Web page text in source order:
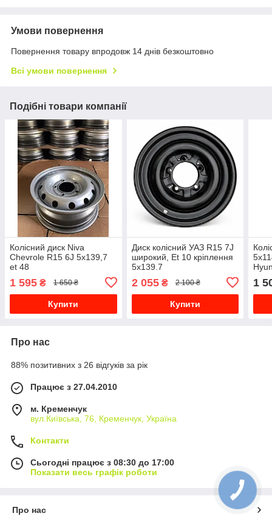
Умови повернення
Повернення товару впродовж 14 днів безкоштовно
Всі умови повернення
Подібні товари компанії
Колісний диск Niva
Chevrole R15 6J 5x139,7
et 48
1 595 ₴ 1 650 ₴
Купити
Диск колісний УАЗ R15 7J
широкий, Et 10 кріплення
5x139.7
2 055₴ 2 100 ₴
Купити
1
Про нас
88% позитивних з 26 відгуків за рік
Працює з 27.04.2010
м. Кременчук
вул.Київська, 76, Кременчук, Україна
Контакти
Сьогодні працює з 08:30 до 17:00
Показати весь графік роботи
Про нас